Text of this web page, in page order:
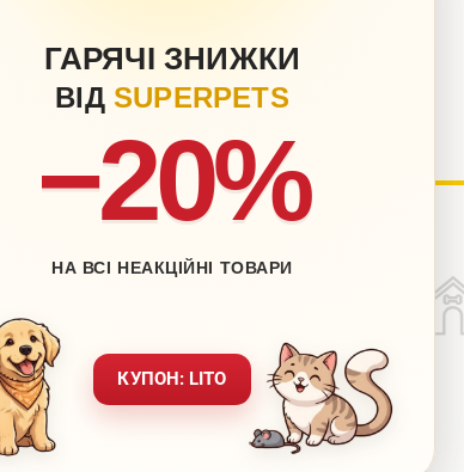
ГАРЯЧІ ЗНИЖКИ
ВІД SUPERPETS
−20%
НА ВСІ НЕАКЦІЙНІ ТОВАРИ
КУПОН: LITO
Блог
Обращение к директору